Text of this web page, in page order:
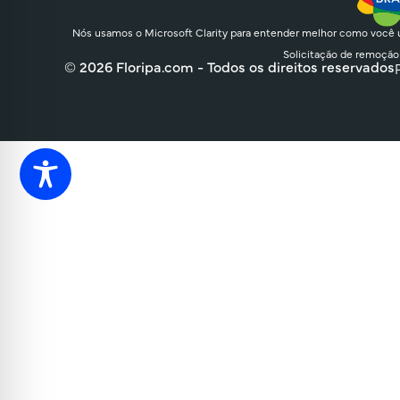
Nós usamos o Microsoft Clarity para entender melhor como
Solicitação de
© 2026 Floripa.com - Todos os direitos reservados